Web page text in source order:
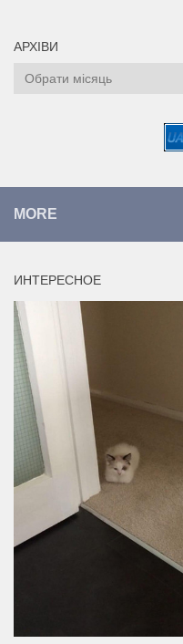
АРХІВИ
Архіви
MORE
ИНТЕРЕСНОЕ